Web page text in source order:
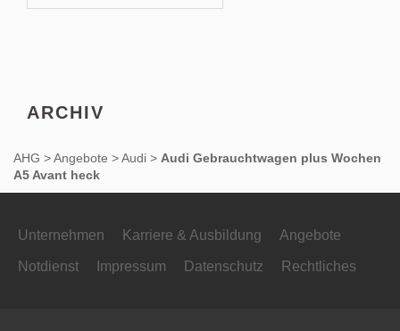
nach:
ARCHIV
AHG >Angebote >Audi > Audi Gebrauchtwagen plus Wochen
A5 Avant heck
Unternehmen Karriere & Ausbildung Angebote
Notdienst Impressum Datenschutz Rechtliches